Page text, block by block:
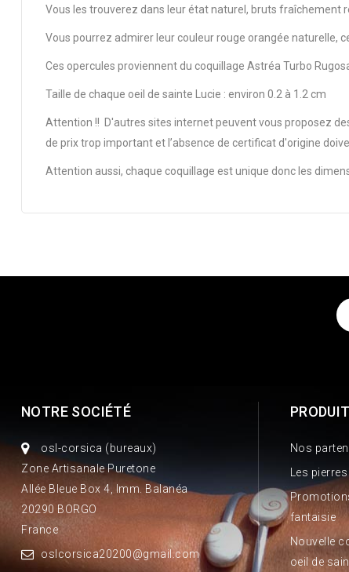
Vous les trouverez dans leur état naturel, bruts fraîchement
Vous pourrez admirer leur couleur rouge orangée naturelle,
Ces opercules proviennent du coquillage Astréa Turbo
Taille de chaque oeil de sainte Lucie : environ 0.2 à 1.2 cm
Attention !! D'autres sites internet peuvent vous proposez
de prix trop important et l’absence de certificat d'origine
Attention aussi, chaque coquillage est unique donc les
NOTRE SOCIÉTÉ
osl-corsica (bureaux)
Zone Artisanale Puretone
Allée Bleue Box 4, Imm. Balanéa
20290 BORGO
France
oslcorsica20200@gmail.com
Nos
Les
fantaisie
Nouvelle
oeil de